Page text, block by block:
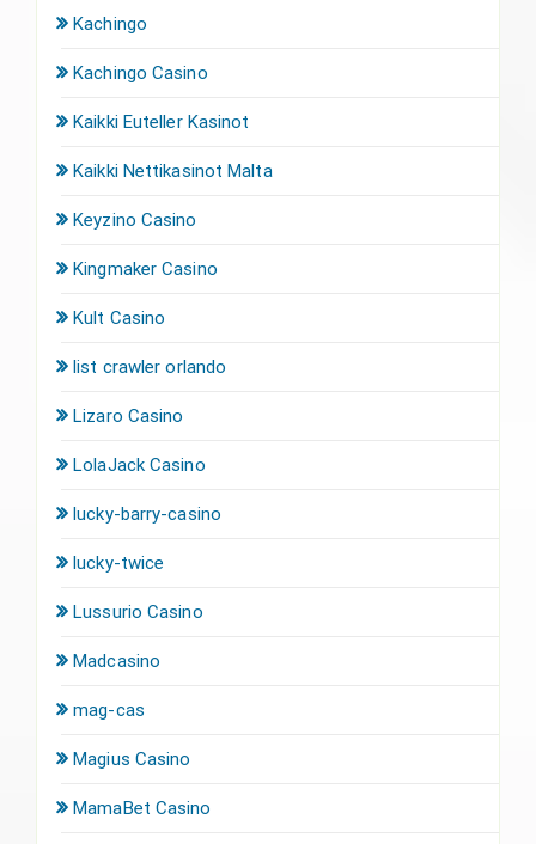
Kachingo
Kachingo Casino
Kaikki Euteller Kasinot
Kaikki Nettikasinot Malta
Keyzino Casino
Kingmaker Casino
Kult Casino
list crawler orlando
Lizaro Casino
LolaJack Casino
lucky-barry-casino
lucky-twice
Lussurio Casino
Madcasino
mag-cas
Magius Casino
MamaBet Casino